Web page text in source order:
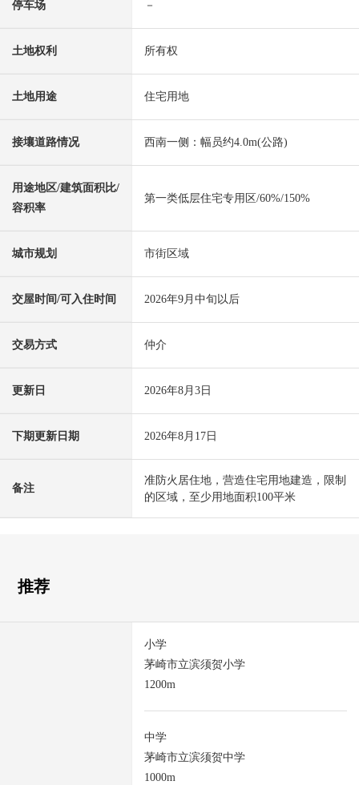
停车场 －
土地权利 所有权
土地用途 住宅用地
接壤道路情况 西南一侧：幅员约4.0m(公路)
用途地区/建筑面积比/
容积率
第一类低层住宅专用区/60%/150%
城市规划 市街区域
交屋时间/可入住时间 2026年9月中旬以后
交易方式 仲介
更新日 2026年8月3日
下期更新日期 2026年8月17日
备注
准防火居住地，营造住宅用地建造，限制
的区域，至少用地面积100平米
推荐
小学
茅崎市立滨须贺小学
1200m
中学
茅崎市立滨须贺中学
1000m